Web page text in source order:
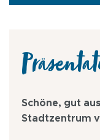
Schöne, gut
Stadtzentrum